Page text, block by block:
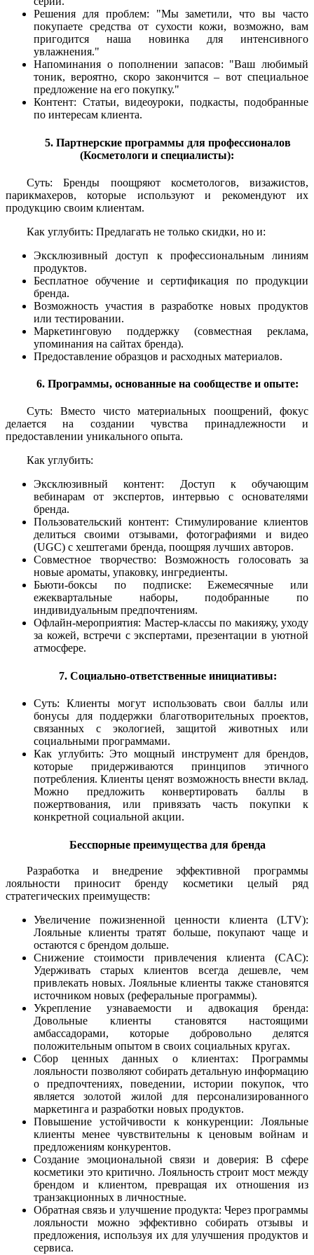
Решения для проблем: "Мы заметили, что вы часто
покупаете средства от сухости кожи, возможно, вам
пригодится наша новинка для интенсивного
увлажнения."
Напоминания о пополнении запасов: "Ваш любимый
тоник, вероятно, скоро закончится – вот специальное
предложение на его покупку."
Контент: Статьи, видеоуроки, подкасты, подобранные
по интересам клиента.
5. Партнерские программы для профессионалов
(Косметологи и специалисты):
Суть: Бренды поощряют косметологов, визажистов,
парикмахеров, которые используют и рекомендуют их
продукцию своим клиентам.
Как углубить: Предлагать не только скидки, но и:
Эксклюзивный доступ к профессиональным линиям
продуктов.
Бесплатное обучение и сертификация по продукции
бренда.
Возможность участия в разработке новых продуктов
или тестировании.
Маркетинговую поддержку (совместная реклама,
упоминания на сайтах бренда).
Предоставление образцов и расходных материалов.
6. Программы, основанные на сообществе и опыте:
Суть: Вместо чисто материальных поощрений, фокус
делается на создании чувства принадлежности и
предоставлении уникального опыта.
Как углубить:
Эксклюзивный контент: Доступ к обучающим
вебинарам от экспертов, интервью с основателями
бренда.
Пользовательский контент: Стимулирование клиентов
делиться своими отзывами, фотографиями и видео
(UGC) с хештегами бренда, поощряя лучших авторов.
Совместное творчество: Возможность голосовать за
новые ароматы, упаковку, ингредиенты.
Бьюти-боксы по подписке: Ежемесячные или
ежеквартальные наборы, подобранные по
индивидуальным предпочтениям.
Офлайн-мероприятия: Мастер-классы по макияжу, уходу
за кожей, встречи с экспертами, презентации в уютной
атмосфере.
7. Социально-ответственные инициативы:
Суть: Клиенты могут использовать свои баллы или
бонусы для поддержки благотворительных проектов,
связанных с экологией, защитой животных или
социальными программами.
Как углубить: Это мощный инструмент для брендов,
которые придерживаются принципов этичного
потребления. Клиенты ценят возможность внести вклад.
Можно предложить конвертировать баллы в
пожертвования, или привязать часть покупки к
конкретной социальной акции.
Бесспорные преимущества для бренда
Разработка и внедрение эффективной программы
лояльности приносит бренду косметики целый ряд
стратегических преимуществ:
Увеличение пожизненной ценности клиента (LTV):
Лояльные клиенты тратят больше, покупают чаще и
остаются с брендом дольше.
Снижение стоимости привлечения клиента (CAC):
Удерживать старых клиентов всегда дешевле, чем
привлекать новых. Лояльные клиенты также становятся
источником новых (реферальные программы).
Укрепление узнаваемости и адвокация бренда:
Довольные клиенты становятся настоящими
амбассадорами, которые добровольно делятся
положительным опытом в своих социальных кругах.
Сбор ценных данных о клиентах: Программы
лояльности позволяют собирать детальную информацию
о предпочтениях, поведении, истории покупок, что
является золотой жилой для персонализированного
маркетинга и разработки новых продуктов.
Повышение устойчивости к конкуренции: Лояльные
клиенты менее чувствительны к ценовым войнам и
предложениям конкурентов.
Создание эмоциональной связи и доверия: В сфере
косметики это критично. Лояльность строит мост между
брендом и клиентом, превращая их отношения из
транзакционных в личностные.
Обратная связь и улучшение продукта: Через программы
лояльности можно эффективно собирать отзывы и
предложения, используя их для улучшения продуктов и
сервиса.